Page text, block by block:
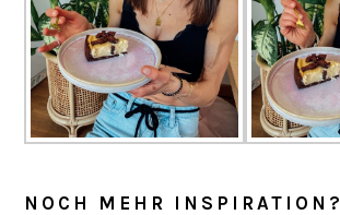
NOCH MEHR INSPIRATION?